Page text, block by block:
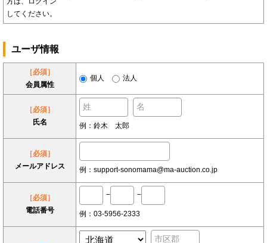
してください。
ユーザ情報
［必須］
会員属性
個人 法人
［必須］
氏名
例：鈴木 太郎
［必須］
メールアドレス
例：support-sonomama@ma-auction.co.jp
［必須］
電話番号
− −
例：03-5956-2333